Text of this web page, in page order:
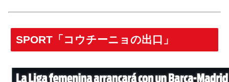
SPORT「コウチーニョの出口」